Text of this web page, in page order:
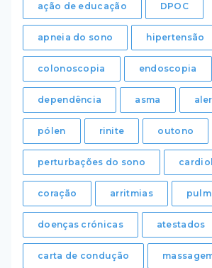
ação de educação DPOC
apneia do sono hipertensão
colonoscopia endoscopia
dependência asma
pólen rinite outono
perturbações do sono
coração arritmias
doenças crónicas atestados
carta de condução